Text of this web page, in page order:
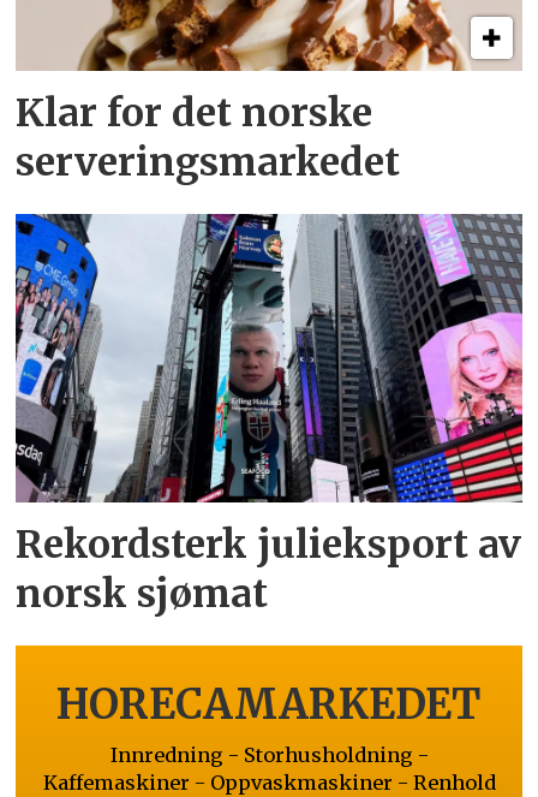
Klar for det norske
serveringsmarkedet
Rekordsterk julieksport av
norsk sjømat
HORECAMARKEDET
Innredning - Storhusholdning -
Kaffemaskiner - Oppvaskmaskiner - Renhold